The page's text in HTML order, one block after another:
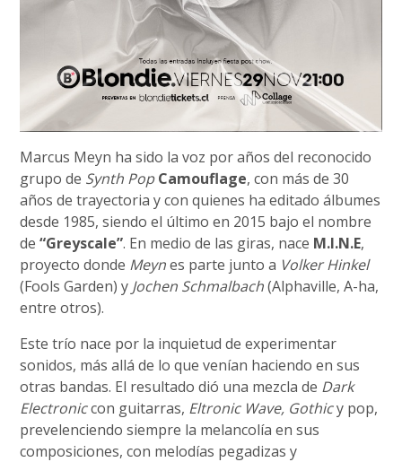
Marcus Meyn ha sido la voz por años del reconocido
grupo de Synth Pop Camouflage, con más de 30
años de trayectoria y con quienes ha editado álbumes
desde 1985, siendo el último en 2015 bajo el nombre
de“Greyscale”. En medio de las giras, nace M.I.N.E,
proyecto donde Meynes parte junto a Volker Hinkel
(Fools Garden) y Jochen Schmalbach(Alphaville, A-ha,
entre otros).
Este trío nace por la inquietud de experimentar
sonidos, más allá de lo que venían haciendo en sus
otras bandas. El resultado dió una mezcla de Dark
Electroniccon guitarras, Eltronic Wave, Gothicy pop,
prevelenciendo siempre la melancolía en sus
composiciones, con melodías pegadizas y